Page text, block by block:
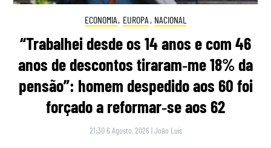
ECONOMIA, EUROPA , NACIONAL
“Trabalhei desde os 14 anos e com 46
anos de descontos tiraram‑me 18% da
pensão”: homem despedido aos 60 foi
forçado a reformar‑se aos 62
21:30 6 Agosto, 2026 |João Luís